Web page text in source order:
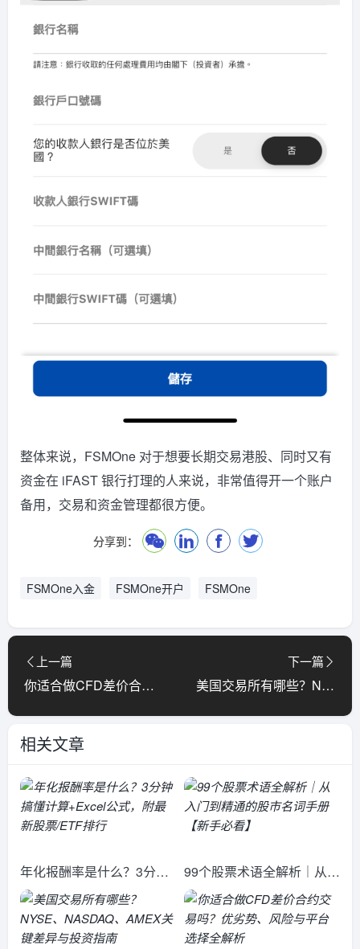
整体来说，FSMOne 对于想要长期交易港股、同时又有
资金在 iFAST 银行打理的人来说，非常值得开一个账户
备用，交易和资金管理都很方便。
分享到：
FSMOne入金 FSMOne开户 FSMOne
上一篇
你适合做CFD差价合约交易吗？优劣势、风险与平台选择全解析
下一篇
美国交易所有哪些？NYSE、NASDAQ、AMEX关键差异与投资指南
相关文章
年化报酬率是什么？3分钟
搞懂计算+Excel公式，附最
新股票/ETF排行​
99个股票术语全解析｜从入
门到精通的股市名词手册
【新手必看】